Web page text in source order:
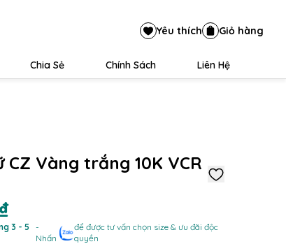
Yêu thích Giỏ hàng
Chia Sẻ Chính Sách Liên Hệ
CZ Vàng trắng 10K VCR
3 - 5
-
Nhấn
để được tư vấn chọn size & ưu đãi độc
quyền